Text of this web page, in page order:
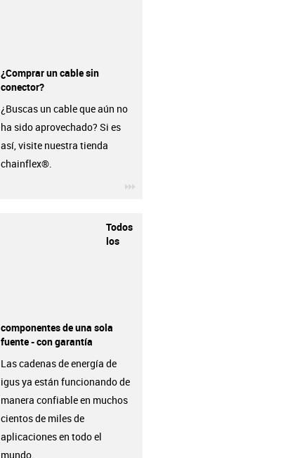
¿Comprar un cable sin
conector?
¿Buscas un cable que aún no
ha sido aprovechado? Si es
así, visite nuestra tienda
chainflex®.
Todos
los
componentes de una sola
fuente - con garantía
Las cadenas de energía de
igus ya están funcionando de
manera confiable en muchos
cientos de miles de
aplicaciones en todo el
mundo.